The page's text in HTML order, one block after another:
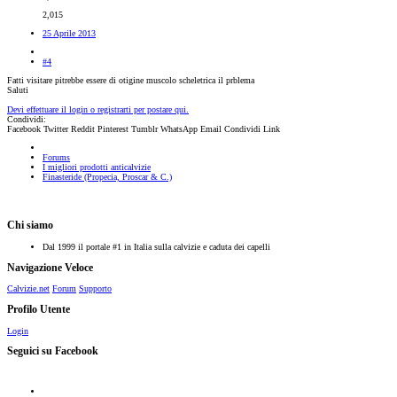
2,015
25 Aprile 2013
#4
Fatti visitare pitrebbe essere di otigine muscolo scheletrica il prblema
Saluti
Devi effettuare il login o registrarti per postare qui.
Condividi:
Facebook Twitter Reddit Pinterest Tumblr WhatsApp Email Condividi Link
Forums
I migliori prodotti anticalvizie
Finasteride (Propecia, Proscar & C.)
Chi siamo
Dal 1999 il portale #1 in Italia sulla calvizie e caduta dei capelli
Navigazione Veloce
Calvizie.net Forum Supporto
Profilo Utente
Login
Seguici su Facebook